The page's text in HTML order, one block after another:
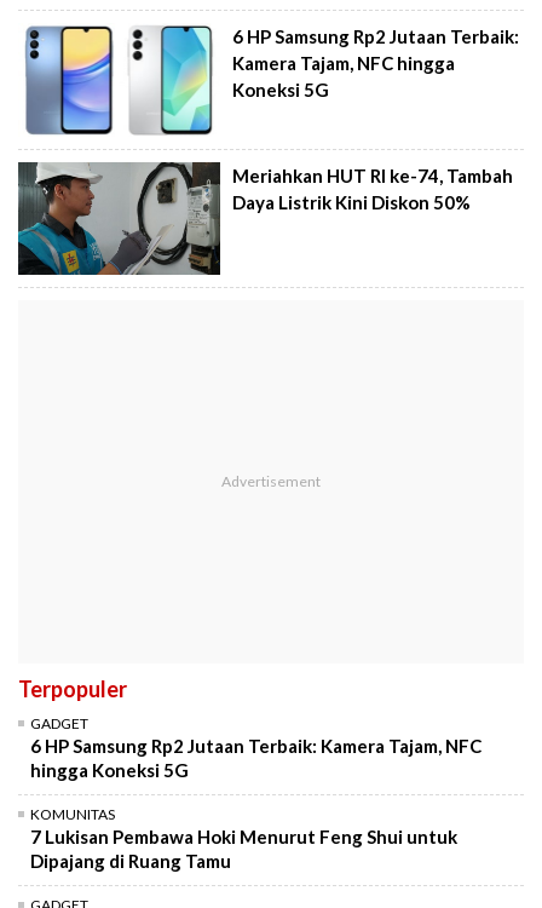
6 HP Samsung Rp2 Jutaan Terbaik:
Kamera Tajam, NFC hingga
Koneksi 5G
Meriahkan HUT RI ke-74, Tambah
Daya Listrik Kini Diskon 50%
Terpopuler
GADGET
6 HP Samsung Rp2 Jutaan Terbaik: Kamera Tajam, NFC
hingga Koneksi 5G
KOMUNITAS
7 Lukisan Pembawa Hoki Menurut Feng Shui untuk
Dipajang di Ruang Tamu